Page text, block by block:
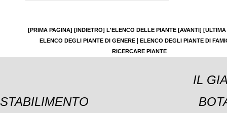
[PRIMA PAGINA] [INDIETRO] L'ELENCO DELLE PIANTE [AVANTI]
ELENCO DEGLI PIANTE DI GENERE
ELENCO DEGLI PIANTE DI
RICERCARE PIANTE
STABILIMENTO
IL